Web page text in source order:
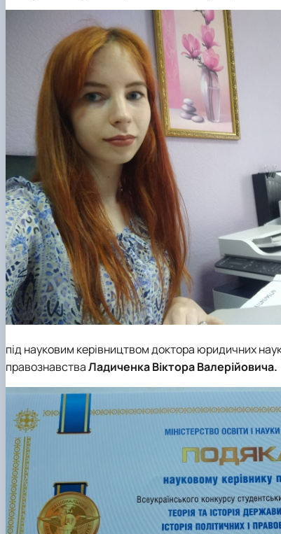
під науковим керівництвом доктора юридичних
правознавстваЛадиченка Віктора Валерійовича.